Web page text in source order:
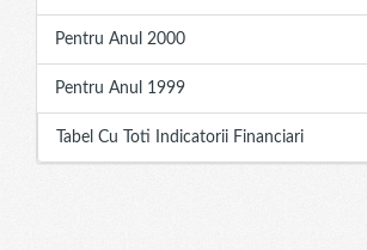
Pentru Anul 2000
Pentru Anul 1999
Tabel Cu Toti Indicatorii Financiari